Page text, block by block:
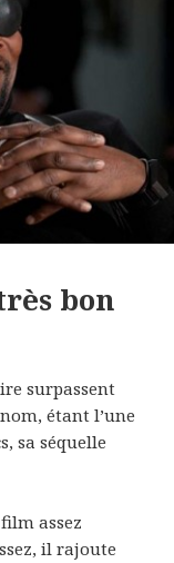
bon
surpassent
étant l’une
sa séquelle
assez
il rajoute